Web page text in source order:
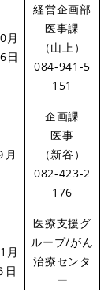
月
日
経営企画部
医事課
​（山上）
​084-941-5
151
月
企画課
医事
（新谷）
082-423-2
176​
月
日
医療支援グ
ループ/がん
治療センタ
ー